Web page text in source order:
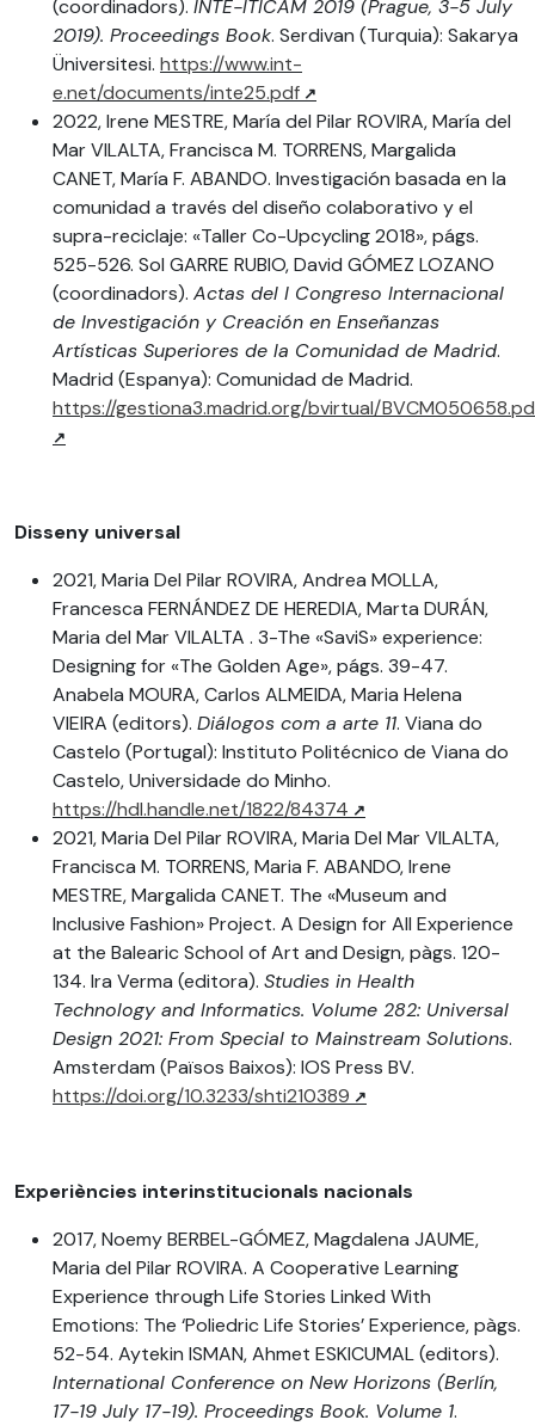
(coordinadors). INTE-ITICAM 2019 (Prague, 3-5 July
2019). Proceedings Book. Serdivan (Turquia): Sakarya
Üniversitesi. https://www.int-
e.net/documents/inte25.pdf
2022, Irene MESTRE, María del Pilar ROVIRA, María del
Mar VILALTA, Francisca M. TORRENS, Margalida
CANET, María F. ABANDO. Investigación basada en la
comunidad a través del diseño colaborativo y el
supra-reciclaje: «Taller Co-Upcycling 2018», págs.
525-526. Sol GARRE RUBIO, David GÓMEZ LOZANO
(coordinadors). Actas del I Congreso Internacional
de Investigación y Creación en Enseñanzas
Artísticas Superiores de la Comunidad de Madrid.
Madrid (Espanya): Comunidad de Madrid.
https://gestiona3.madrid.org/bvirtual/
Disseny universal
2021, Maria Del Pilar ROVIRA, Andrea MOLLA,
Francesca FERNÁNDEZ DE HEREDIA, Marta DURÁN,
Maria del Mar VILALTA . 3-The «SaviS» experience:
Designing for «The Golden Age», págs. 39-47.
Anabela MOURA, Carlos ALMEIDA, Maria Helena
VIEIRA (editors). Diálogos com a arte 11. Viana do
Castelo (Portugal): Instituto Politécnico de Viana do
Castelo, Universidade do Minho.
https://hdl.handle.net/1822/84374
2021, Maria Del Pilar ROVIRA, Maria Del Mar VILALTA,
Francisca M. TORRENS, Maria F. ABANDO, Irene
MESTRE, Margalida CANET. The «Museum and
Inclusive Fashion» Project. A Design for All Experience
at the Balearic School of Art and Design, pàgs. 120-
134. Ira Verma (editora). Studies in Health
Technology and Informatics. Volume 282: Universal
Design 2021: From Special to Mainstream Solutions.
Amsterdam (Països Baixos): IOS Press BV.
https://doi.org/10.3233/shti210389
Experiències interinstitucionals nacionals
2017, Noemy BERBEL-GÓMEZ, Magdalena JAUME,
Maria del Pilar ROVIRA. A Cooperative Learning
Experience through Life Stories Linked With
Emotions: The ‘Poliedric Life Stories’ Experience, pàgs.
52-54. Aytekin ISMAN, Ahmet ESKICUMAL (editors).
International Conference on New Horizons (Berlín,
17-19 July 17-19). Proceedings Book. Volume 1.